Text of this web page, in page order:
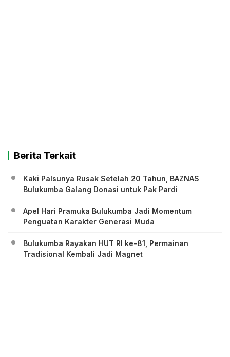
Berita Terkait
Kaki Palsunya Rusak Setelah 20 Tahun, BAZNAS
Bulukumba Galang Donasi untuk Pak Pardi
Apel Hari Pramuka Bulukumba Jadi Momentum
Penguatan Karakter Generasi Muda
Bulukumba Rayakan HUT RI ke-81, Permainan
Tradisional Kembali Jadi Magnet